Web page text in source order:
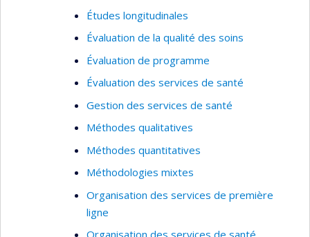
Études longitudinales
Évaluation de la qualité des soins
Évaluation de programme
Évaluation des services de santé
Gestion des services de santé
Méthodes qualitatives
Méthodes quantitatives
Méthodologies mixtes
Organisation des services de première
ligne
Organisation des services de santé